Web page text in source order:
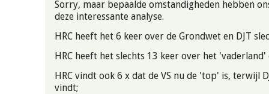
Sorry, maar bepaalde omstandigheden hebben
deze interessante analyse.
HRC heeft het 6 keer over de Grondwet en DJT
HRC heeft het slechts 13 keer over het 'vaderland'
HRC vindt ook 6 x dat de VS nu de 'top' is, terwijl
vindt;